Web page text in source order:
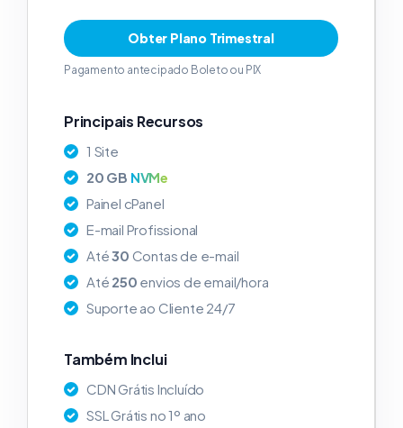
Obter Plano Trimestral
Pagamento antecipado Boleto ou PIX
Principais Recursos
1 Site
20 GB NVMe
Painel cPanel
E-mail Profissional
Até30 Contas de e-mail
Até 250 envios de email/hora
Suporte ao Cliente 24/7
Também Inclui
CDN Grátis Incluído
SSL Grátis no 1º ano